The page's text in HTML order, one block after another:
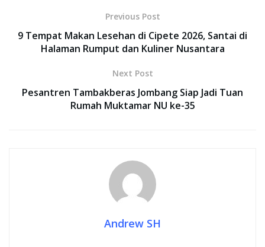
Previous Post
9 Tempat Makan Lesehan di Cipete 2026, Santai di
Halaman Rumput dan Kuliner Nusantara
Next Post
Pesantren Tambakberas Jombang Siap Jadi Tuan
Rumah Muktamar NU ke-35
Andrew SH